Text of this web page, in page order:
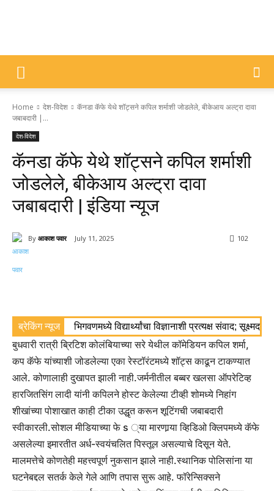
DIVYAJYOTI
SAMACHAR
Home देश-विदेश
कॅनडा कॅफे येथे शॉट्सने कपिल शर्माशी जोडलेले, बीकेआय अल्ट्रा दावा
जबाबदारी |...
देश-विदेश
कॅनडा कॅफे येथे शॉट्सने कपिल शर्माशी
जोडलेले, बीकेआय अल्ट्रा दावा
जबाबदारी | इंडिया न्यूज
By आकाश पवार July 11, 2025 102
ब्रेकिंग न्यूज भिगवणमध्ये विद्यार्थ्यांचा विज्ञानाशी प्रत्यक्ष संवाद;
बुधवारी रात्री ब्रिटिश कोलंबियाच्या सरे येथील कॉमेडियन कपिल शर्मा,
कप कॅफे यांच्याशी जोडलेल्या एका रेस्टॉरंटमध्ये शॉट्स काढून टाकण्यात
आले. कोणालाही दुखापत झाली नाही.जर्मनीतील बब्बर खलसा ऑपरेटिव्ह
हारजितसिंग लादी यांनी कपिलने होस्ट केलेल्या टीव्ही शोमध्ये निहांग
शीखांच्या पोशाखात काही टीका उद्धृत करून शूटिंगची जबाबदारी
स्वीकारली.सोशल मीडियाच्या फे s ्या मारणार्‍या व्हिडिओ क्लिपमध्ये कॅफे
असलेल्या इमारतीत अर्ध-स्वयंचलित पिस्तूल असल्याचे दिसून येते.
मालमत्तेचे कोणतेही महत्त्वपूर्ण नुकसान झाले नाही.स्थानिक पोलिसांना या
घटनेबद्दल सतर्क केले गेले आणि तपास सुरू आहे. फॉरेन्सिक्सने